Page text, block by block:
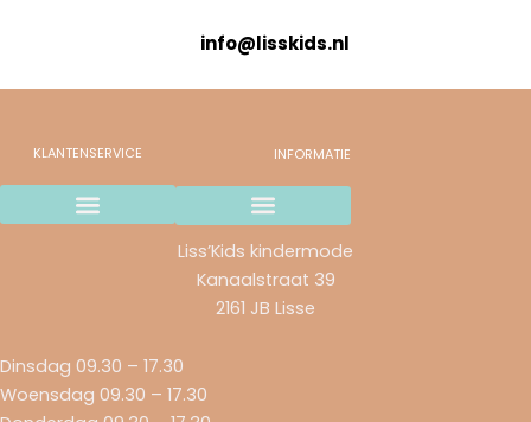
info@lisskids.nl
KLANTENSERVICE INFORMATIE
Liss’Kids kindermode
Kanaalstraat 39
2161 JB Lisse
Dinsdag 09.30 – 17.30
Woensdag 09.30 – 17.30